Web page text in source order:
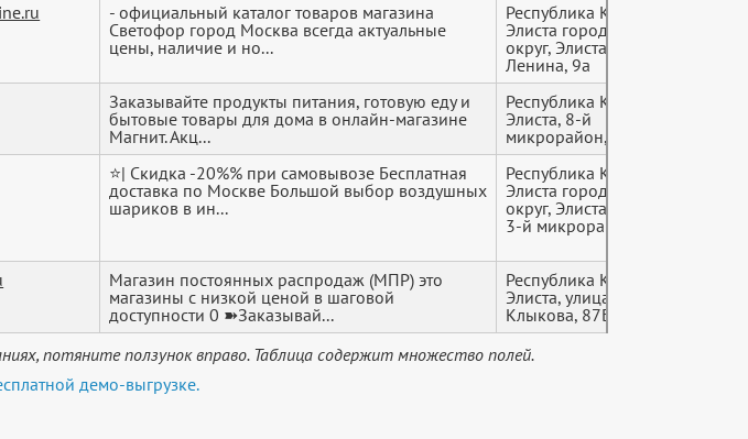
- официальный каталог товаров магазина
Светофор город Москва всегда актуальные
цены, наличие и но...
Республика Калмыкия,
Элиста городской
округ, Элиста, улица
Ленина, 9а
Заказывайте продукты питания, готовую еду и
бытовые товары для дома в онлайн-магазине
Магнит. Акц...
Республика Калмыкия,
Элиста, 8-й
микрорайон, 67Б
⭐| Скидка -20%% при самовывозе Бесплатная
доставка по Москве Большой выбор воздушных
шариков в ин...
Республика Калмыкия,
Элиста городской
округ, Элиста, 3-й м-н,
3-й микрорайон, 18
Магазин постоянных распродаж (МПР) это
магазины с низкой ценой в шаговой
доступности 0 ➽Заказывай...
Республика Калмыкия,
Элиста, улица Ю.
Клыкова, 87Б
потяните ползунок вправо. Таблица содержит множество полей.
демо-выгрузке.